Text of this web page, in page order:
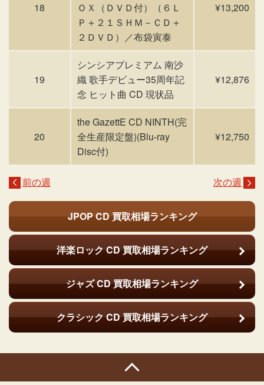
18
ＯＸ（ＤＶＤ付）（６Ｌ
Ｐ＋２１ＳＨＭ－ＣＤ＋
２ＤＶＤ）／布袋寅泰
¥13,200
19
シンシアプレミアム 南沙
織 歌手デビュー35周年記
念 ヒット曲 CD 現状品
¥12,876
20
the GazettE CD NINTH(完
全生産限定盤)(Blu-ray
Disc付)
¥12,750
前の週 次の週
JPOP CD 買取相場ランキング
洋楽ロック CD買取相場ランキング
ジャズ CD買取相場ランキング
クラシック CD買取相場ランキング